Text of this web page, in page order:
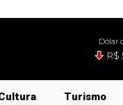
Dólar
R$
Turismo